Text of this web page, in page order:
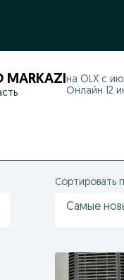
MARKAZIна OLX с
Онлайн 12
Сортировать
Самые